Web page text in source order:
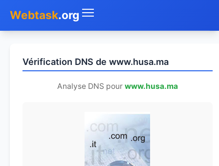
Webtask.org
Whois
Vérification DNS de www.husa.ma
Analyse DNS pour www.husa.ma